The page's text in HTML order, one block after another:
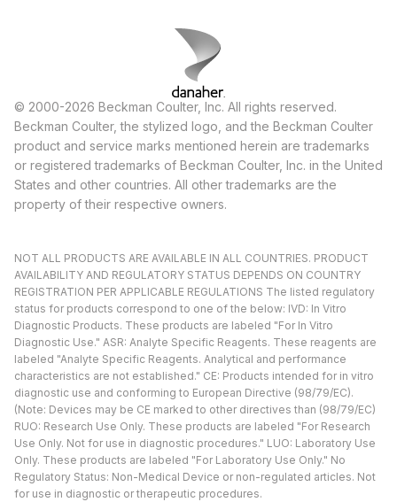
© 2000-2026 Beckman Coulter, Inc. All rights reserved.
Beckman Coulter, the stylized logo, and the Beckman Coulter
product and service marks mentioned herein are trademarks
or registered trademarks of Beckman Coulter, Inc. in the United
States and other countries. All other trademarks are the
property of their respective owners.
NOT ALL PRODUCTS ARE AVAILABLE IN ALL COUNTRIES. PRODUCT
AVAILABILITY AND REGULATORY STATUS DEPENDS ON COUNTRY
REGISTRATION PER APPLICABLE REGULATIONS The listed regulatory
status for products correspond to one of the below: IVD: In Vitro
Diagnostic Products. These products are labeled "For In Vitro
Diagnostic Use." ASR: Analyte Specific Reagents. These reagents are
labeled "Analyte Specific Reagents. Analytical and performance
characteristics are not established." CE: Products intended for in vitro
diagnostic use and conforming to European Directive (98/79/EC).
(Note: Devices may be CE marked to other directives than (98/79/EC)
RUO: Research Use Only. These products are labeled "For Research
Use Only. Not for use in diagnostic procedures." LUO: Laboratory Use
Only. These products are labeled "For Laboratory Use Only." No
Regulatory Status: Non-Medical Device or non-regulated articles. Not
for use in diagnostic or therapeutic procedures.